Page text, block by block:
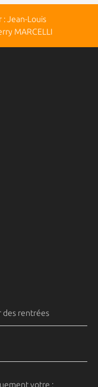
Jean-Louis
MARCELLI
des rentrées
votre :